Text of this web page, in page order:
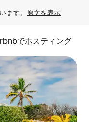
ます。 原文を表示
でホスティング